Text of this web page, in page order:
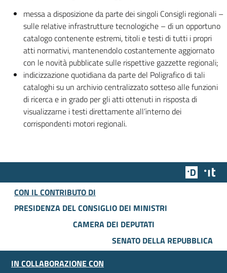
messa a disposizione da parte dei singoli Consigli regionali –
sulle relative infrastrutture tecnologiche – di un opportuno
catalogo contenente estremi, titoli e testi di tutti i propri
atti normativi, mantenendolo costantemente aggiornato
con le novità pubblicate sulle rispettive gazzette regionali;
indicizzazione quotidiana da parte del Poligrafico di tali
cataloghi su un archivio centralizzato sotteso alle funzioni
di ricerca e in grado per gli atti ottenuti in risposta di
visualizzarne i testi direttamente all’interno dei
corrispondenti motori regionali.
Team
CON IL CONTRIBUTO DI
PRESIDENZA DEL CONSIGLIO DEI MINISTRI
CAMERA DEI DEPUTATI
SENATO DELLA REPUBBLICA
IN COLLABORAZIONE CON